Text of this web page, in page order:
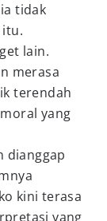
tidak
lain.
merasa
terendah
yang
dianggap
kini terasa
yang